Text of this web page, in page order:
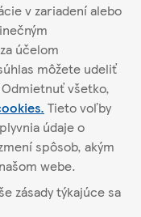
v zariadení alebo
účelom
môžete udeliť
všetko,
Tieto voľby
údaje o
spôsob, akým
webe.
zásady týkajúce sa
Akciové ponuky